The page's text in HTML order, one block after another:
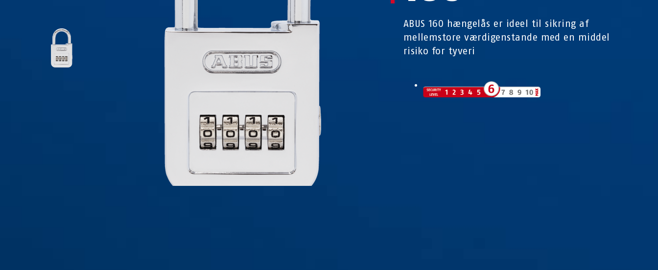
ABUS 160 hængelås er ideel til sikring af
mellemstore værdigenstande med en middel
risiko for tyveri